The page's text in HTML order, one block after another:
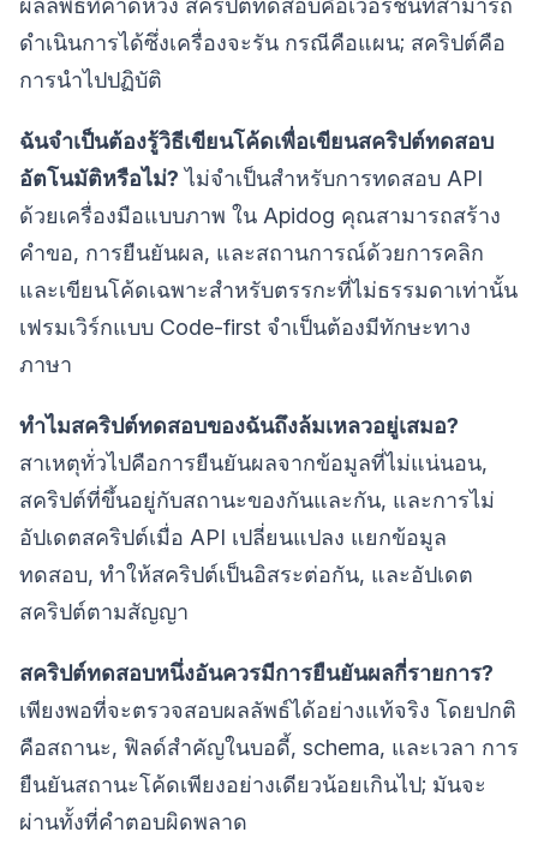
ดำเนินการได้ซึ่งเครื่องจะรัน กรณีคือแผน; สคริปต์คือ
การนำไปปฏิบัติ
ฉันจำเป็นต้องรู้วิธีเขียนโค้ดเพื่อเขียนสคริปต์ทดสอบ
อัตโนมัติหรือไม่? ไม่จำเป็นสำหรับการทดสอบ API
ด้วยเครื่องมือแบบภาพ ใน Apidog คุณสามารถสร้าง
คำขอ, การยืนยันผล, และสถานการณ์ด้วยการคลิก
และเขียนโค้ดเฉพาะสำหรับตรรกะที่ไม่ธรรมดาเท่านั้น
เฟรมเวิร์กแบบ Code-first จำเป็นต้องมีทักษะทาง
ภาษา
ทำไมสคริปต์ทดสอบของฉันถึงล้มเหลวอยู่เสมอ?
สาเหตุทั่วไปคือการยืนยันผลจากข้อมูลที่ไม่แน่นอน,
สคริปต์ที่ขึ้นอยู่กับสถานะของกันและกัน, และการไม่
อัปเดตสคริปต์เมื่อ API เปลี่ยนแปลง แยกข้อมูล
ทดสอบ, ทำให้สคริปต์เป็นอิสระต่อกัน, และอัปเดต
สคริปต์ตามสัญญา
สคริปต์ทดสอบหนึ่งอันควรมีการยืนยันผลกี่รายการ?
เพียงพอที่จะตรวจสอบผลลัพธ์ได้อย่างแท้จริง โดยปกติ
คือสถานะ, ฟิลด์สำคัญในบอดี้, schema, และเวลา การ
ยืนยันสถานะโค้ดเพียงอย่างเดียวน้อยเกินไป; มันจะ
ผ่านทั้งที่คำตอบผิดพลาด